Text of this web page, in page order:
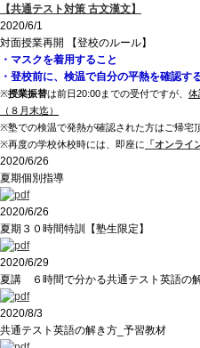
【共通テスト対策 古文漢文】
2020/6/1
対面授業再開 【登校のルール】
・マスクを着用すること
・登校前に、検温で自分の平熱を確認す
※授業振替は前日20:00までの受付ですが、 体
（８月末迄）
※塾での検温で発熱が確認された方はご帰宅
※再度の学校休校時には、即座に 「オンライ
2020/6/26
夏期個別指導
2020/6/26
夏期３０時間特訓【塾生限定】
2020/6/29
夏講 ６時間で分かる共通テスト英語の
2020/8/3
共通テスト英語の解き方_予習教材